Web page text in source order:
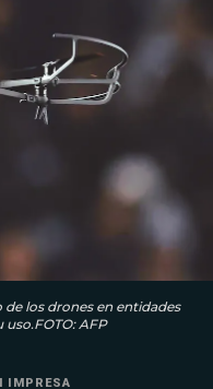
los drones en entidades
uso.FOTO: AFP
IMPRESA